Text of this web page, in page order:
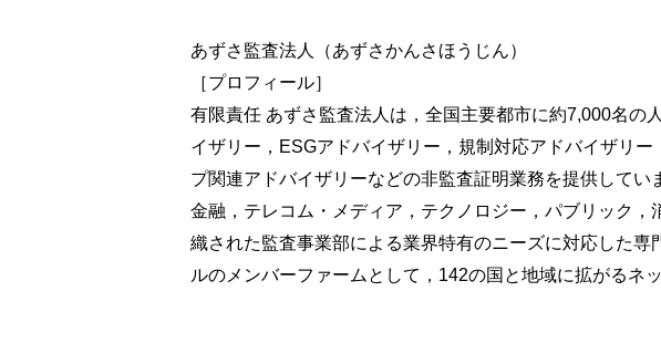
あずさ監査法人（あずさかんさほうじん）
［プロフィール］
有限責任 あずさ監査法人は，全国主要都市に約7,000名の
イザリー，ESGアドバイザリー，規制対応アドバイザリ
プ関連アドバイザリーなどの非監査証明業務を提供してい
金融，テレコム・メディア，テクノロジー，パブリック
織された監査事業部による業界特有のニーズに対応した
ルのメンバーファームとして，142の国と地域に拡がるネ